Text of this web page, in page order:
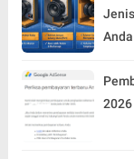
2026